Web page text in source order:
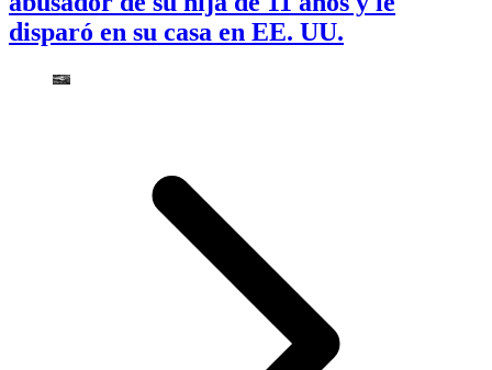
disparó en su casa en EE. UU.